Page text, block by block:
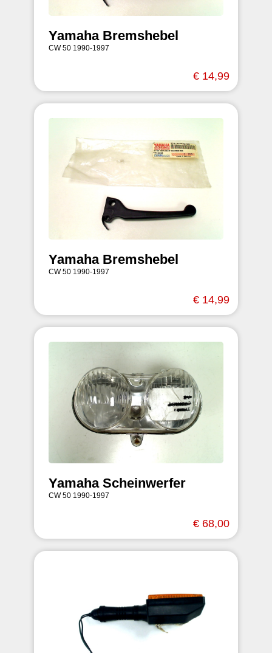
Yamaha Bremshebel
CW 50 1990-1997
€ 14,99
Yamaha Bremshebel
CW 50 1990-1997
€ 14,99
Yamaha Scheinwerfer
CW 50 1990-1997
€ 68,00